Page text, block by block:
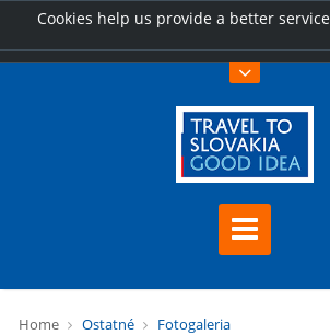
Cookies help us provide a better service
Home Ostatné Fotogaleria